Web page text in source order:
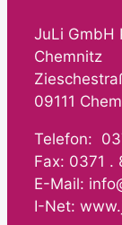
JuLi GmbH
Chemnitz
09111
Telefon:
Fax: 0371 .
E-Mail:
I-Net: